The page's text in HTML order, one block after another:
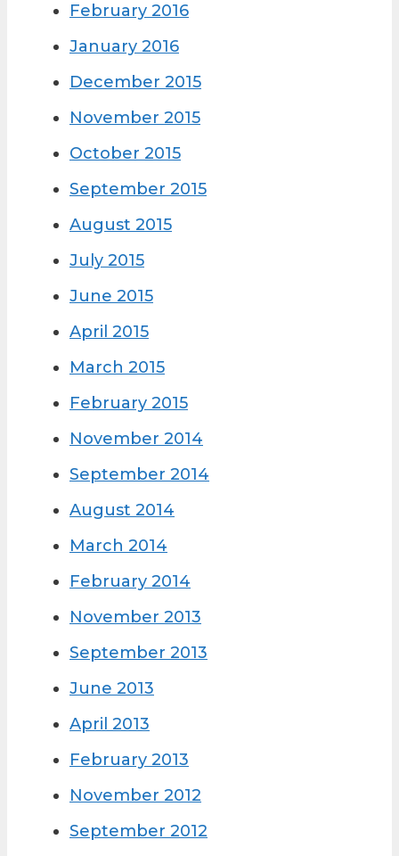
February 2016
January 2016
December 2015
November 2015
October 2015
September 2015
August 2015
July 2015
June 2015
April 2015
March 2015
February 2015
November 2014
September 2014
August 2014
March 2014
February 2014
November 2013
September 2013
June 2013
April 2013
February 2013
November 2012
September 2012